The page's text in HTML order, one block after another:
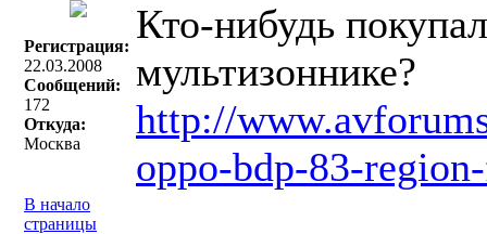
Регистрация:
22.03.2008
Сообщений:
172
Откуда:
Москва
Кто-нибудь
мультизоннике?
http://
oppo-bdp-83-
В начало
страницы